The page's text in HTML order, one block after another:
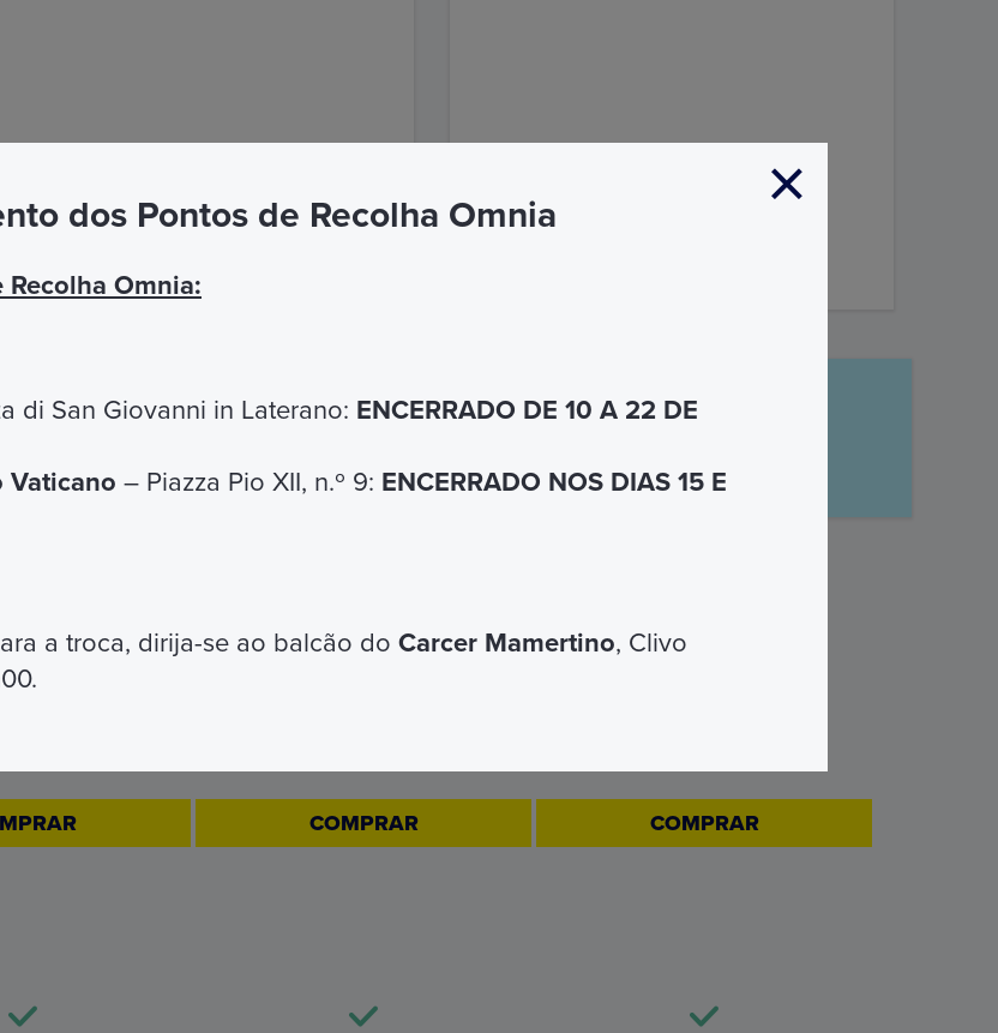
PRECISA DE AJUDA?
ao Cliente Omnia está à sua disposição
COMPRAR COMPRAR
dos Pontos de Recolha Omnia
Omnia:
di San Giovanni in Laterano: ENCERRADO DE 10 A 22 DE
Vaticano – Piazza Pio XII, n.º 9: ENCERRADO NOS DIAS 15 E
a troca, dirija-se ao balcão do Carcer Mamertino, Clivo